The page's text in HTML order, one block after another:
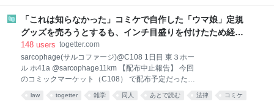
のの、仕込んでしまえ
ビ・三四郎の小宮浩信との交流をきっかけに実現した
企画だ。同番組はトヨタ自動車が提供するスポンサー
番組でもあるが、十代の相談に章男氏が本音で向き合
げる。豊田氏の答えとキャリア研究を手掛かりにわか
った、「好き」と仕事の本当の関係とは――。（イト
モス研究所所長 小倉健一） 「趣味を仕事にしたい」
若者の相談に豊田章男の答えは？ 「趣味と会話してみ
「これは知らなかった」コミケで自作した「ウマ娘」定規
グッズを売ろうとするも、インチ目盛りを付けたため経産
省の規約に抵触、販売見送りに
148 users togetter.com
sarcophage(サルコファージ)@C108 1日目 東３ホー
ル ホ41a @sarcophage11km 【配布中止報告】 今回
のコミックマーケット（C108） で配布予定だったグ
ッズ 「オグリキャップタマモクロスアクリル定規」 の
配布を撤回することになりました。
law togetter 雑学 同人 あとで読む 法律 コミケ